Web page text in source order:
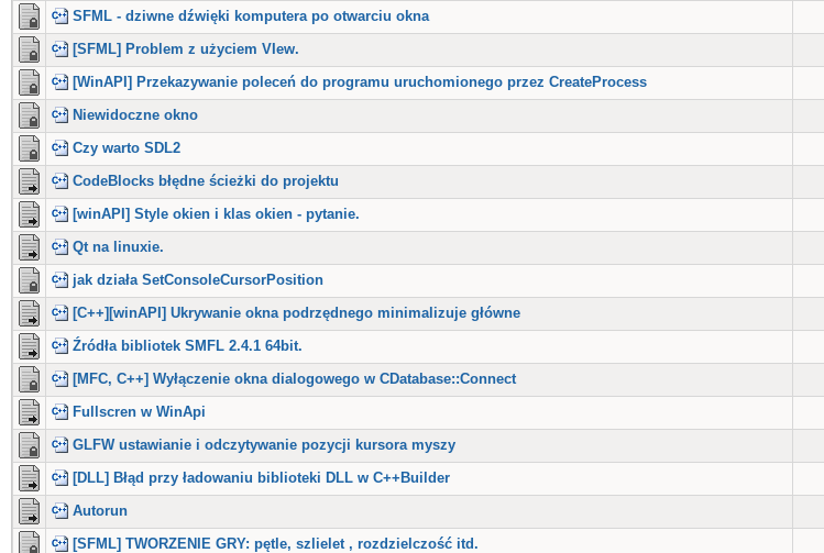
SFML - dziwne dźwięki komputera po otwarciu okna
[SFML] Problem z użyciem VIew.
[WinAPI] Przekazywanie poleceń do programu uruchomionego przez CreateProcess
Niewidoczne okno
Czy warto SDL2
CodeBlocks błędne ścieżki do projektu
[winAPI] Style okien i klas okien - pytanie.
Qt na linuxie.
jak działa SetConsoleCursorPosition
[C++][winAPI] Ukrywanie okna podrzędnego minimalizuje główne
Źródła bibliotek SMFL 2.4.1 64bit.
[MFC, C++] Wyłączenie okna dialogowego w CDatabase::Connect
Fullscren w WinApi
GLFW ustawianie i odczytywanie pozycji kursora myszy
[DLL] Błąd przy ładowaniu biblioteki DLL w C++Builder
Autorun
[SFML] TWORZENIE GRY: pętle, szlielet , rozdzielczość itd.